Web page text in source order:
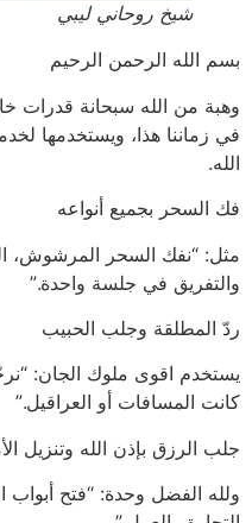
شيخ روحاني ليبي
بسم الله الرحمن الرحيم
وهبة من الله سبحانة قدرات
في زماننا هذا، ويستخدمها
الله.
فك السحر بجميع أنواعه
مثل: “نفك السحر المرشوش،
والتفريق في جلسة واحدة.”
ردّ المطلقة وجلب الحبيب
كانت المسافات أو العراقيل.”
جلب الرزق بإذن الله وتنزيل
ولله الفضل وحدة: “فتح أبواب